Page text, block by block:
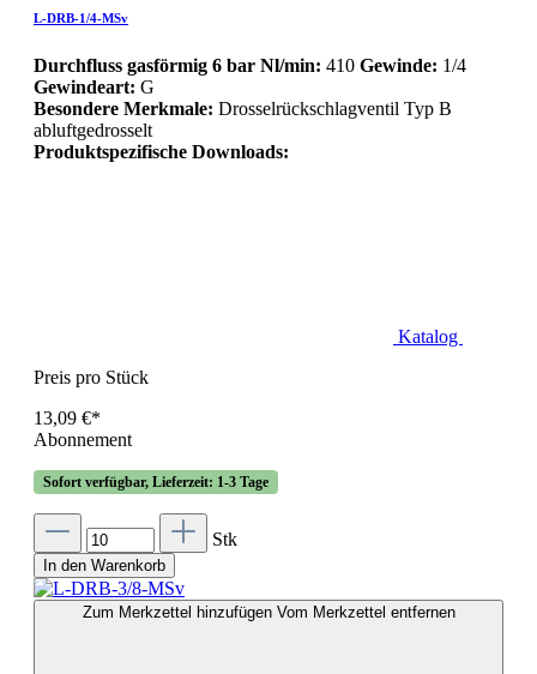
L-DRB-1/4-MSv
Durchfluss gasförmig 6 bar Nl/min: 410 Gewinde: 1/4
Gewindeart: G
Besondere Merkmale: Drosselrückschlagventil Typ B
abluftgedrosselt
Produktspezifische Downloads:
Katalog
Preis pro Stück
13,09 €*
Abonnement
Sofort verfügbar, Lieferzeit: 1-3 Tage
Stk
In den Warenkorb
Zum Merkzettel hinzufügen Vom Merkzettel entfernen